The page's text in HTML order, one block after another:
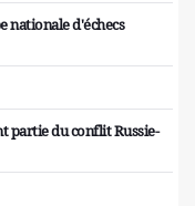
nationale d'échecs
partie du conflit Russie-